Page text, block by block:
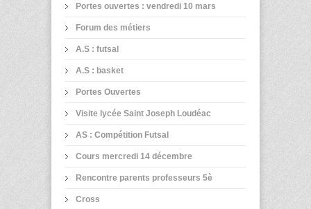
Portes ouvertes : vendredi 10 mars
Forum des métiers
A.S : futsal
A.S : basket
Portes Ouvertes
Visite lycée Saint Joseph Loudéac
AS : Compétition Futsal
Cours mercredi 14 décembre
Rencontre parents professeurs 5è
Cross